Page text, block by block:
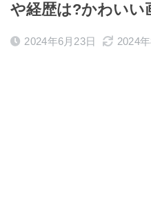
や経歴は?かわいい
2024年6月23日 2024